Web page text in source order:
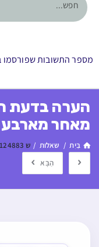
מספר התשובות שפורסמו
הערה בדעת
מאחר מארבע
בַּיִת / שאלות / ש 124883
הַבָּא